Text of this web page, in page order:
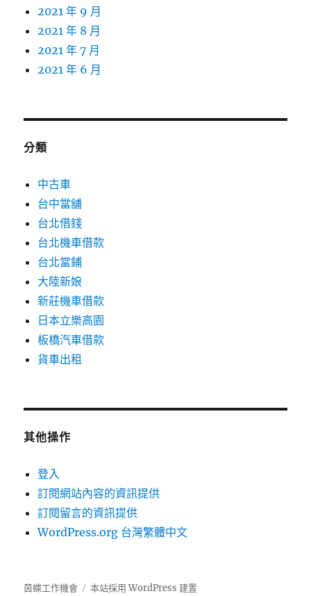
2021 年 9 月
2021 年 8 月
2021 年 7 月
2021 年 6 月
分類
中古車
台中當舖
台北借錢
台北機車借款
台北當鋪
大陸新娘
新莊機車借款
日本立樂高園
板橋汽車借款
貨車出租
其他操作
登入
訂閱網站內容的資訊提供
訂閱留言的資訊提供
WordPress.org 台灣繁體中文
茵蝶工作機會 本站採用 WordPress 建置